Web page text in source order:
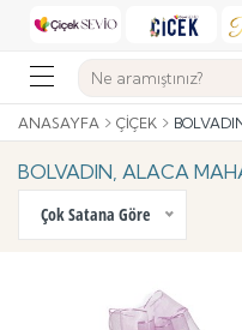
ANASAYFA ÇIÇEK
BOLVADIN, ALACA
Çok Satana Göre